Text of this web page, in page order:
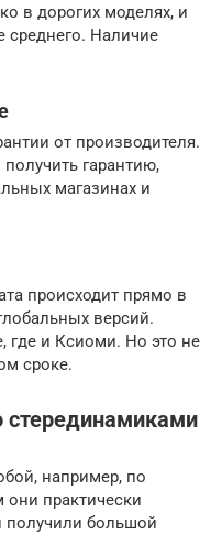
в дорогих моделях, и
среднего. Наличие
от производителя.
гарантию,
магазинах и
происходит прямо в
версий.
где и Ксиоми. Но это не
сроке.
например, по
они практически
получили большой